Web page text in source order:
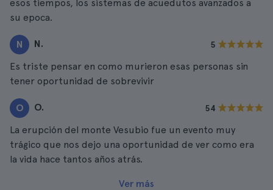
esos tiempos, los sistemas de acuedutos avanzados a
su epoca.
N N. 5
Es triste pensar en como murieron esas personas sin
tener oportunidad de sobrevivir
O O. 54
La erupción del monte Vesubio fue un evento muy
trágico que nos dejo una oportunidad de ver como era
la vida hace tantos años atrás.
Ver más